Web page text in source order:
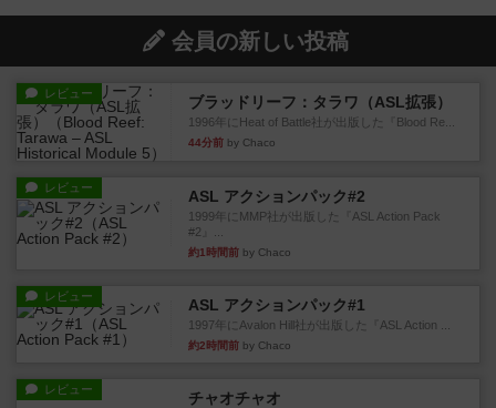
会員の新しい投稿
レビュー
ブラッドリーフ：タラワ（ASL拡張）
1996年にHeat of Battle社が出版した『Blood Re...
44分前 by Chaco
レビュー ASL アクションパック#2
1999年にMMP社が出版した『ASL Action Pack
#2』...
約1時間前 by Chaco
レビュー ASL アクションパック#1
1997年にAvalon Hill社が出版した『ASL Action ...
約2時間前 by Chaco
レビュー チャオチャオ